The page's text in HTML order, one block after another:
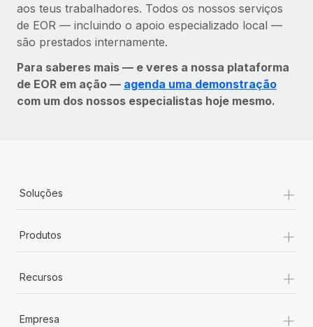
aos teus trabalhadores. Todos os nossos serviços
de EOR — incluindo o apoio especializado local —
são prestados internamente.
Para saberes mais — e veres a nossa plataforma
de EOR em ação — agenda uma demonstração
com um dos nossos especialistas hoje mesmo.
Soluções +
Produtos +
Recursos +
Empresa +